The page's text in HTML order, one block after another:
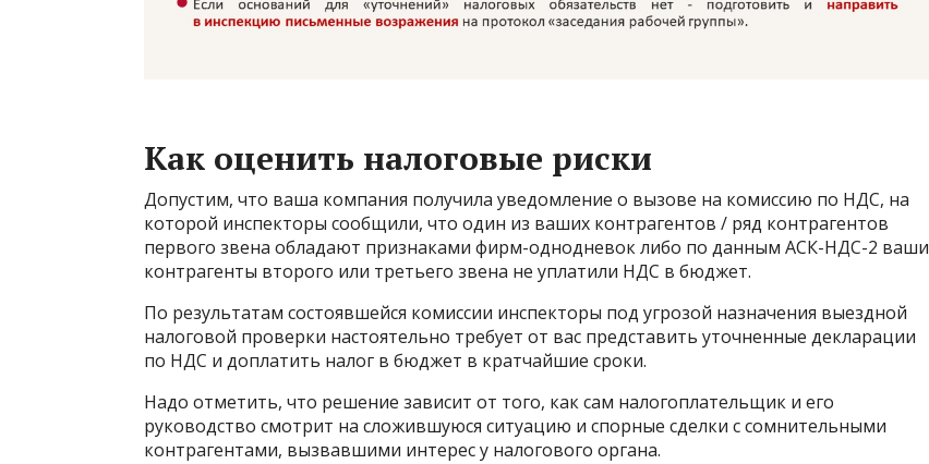
Как оценить налоговые риски
Допустим, что ваша компания получила уведомление о вызове на комиссию по НДС, на
которой инспекторы сообщили, что один из ваших контрагентов / ряд контрагентов
первого звена обладают признаками фирм-однодневок либо по данным АСК-НДС-2 ваши
контрагенты второго или третьего звена не уплатили НДС в бюджет.
По результатам состоявшейся комиссии инспекторы под угрозой назначения выездной
налоговой проверки настоятельно требует от вас представить уточненные декларации
по НДС и доплатить налог в бюджет в кратчайшие сроки.
Надо отметить, что решение зависит от того, как сам налогоплательщик и его
руководство смотрит на сложившуюся ситуацию и спорные сделки с сомнительными
контрагентами, вызвавшими интерес у налогового органа.